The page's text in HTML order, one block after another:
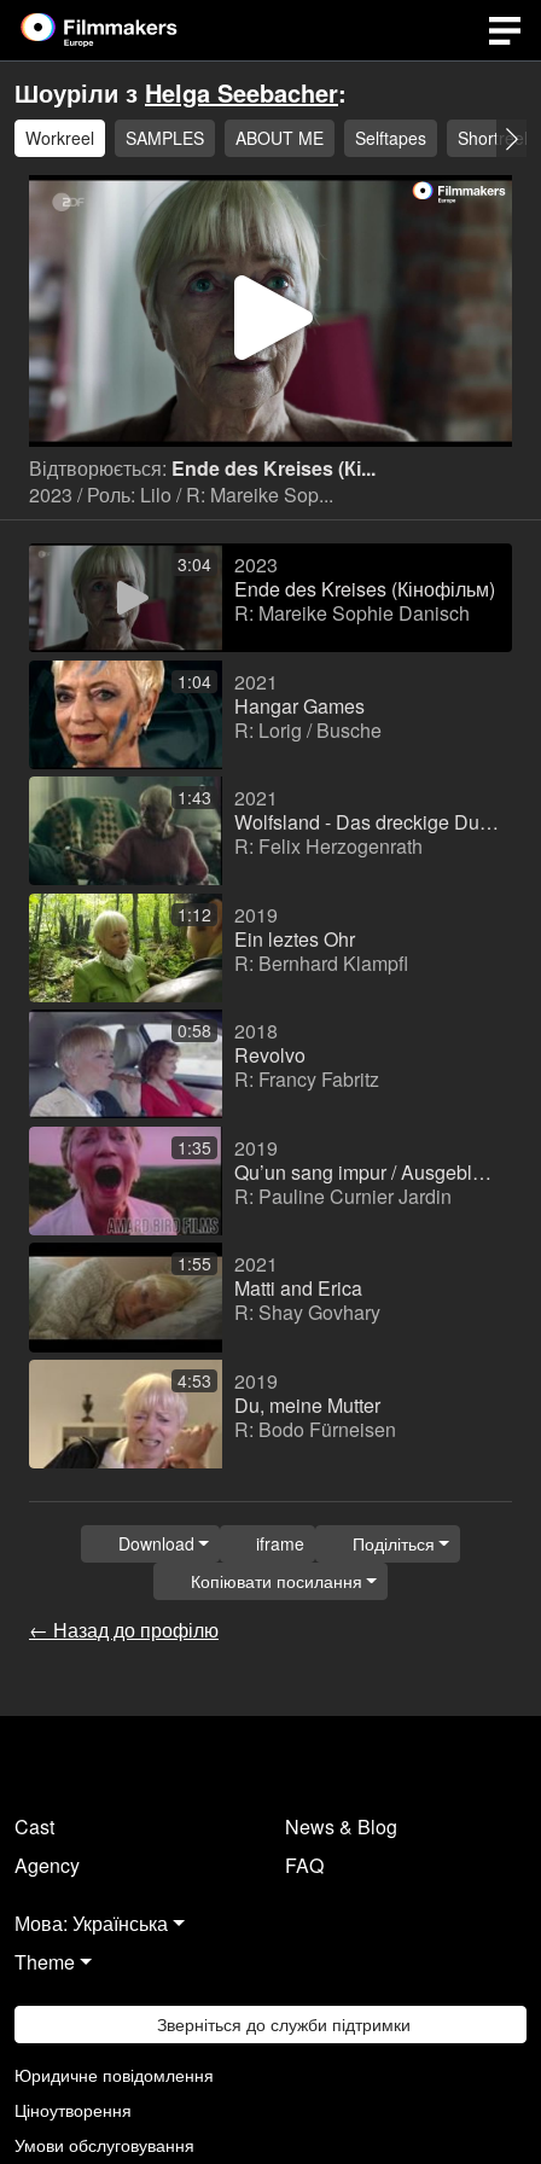
Шоуріли з Helga Seebacher:
Workreel SAMPLES ABOUT ME Selftapes Shortreel
відео
Відтворюється: Ende des Kreises (Кі...
2023 / Роль: Lilo / R: Mareike Sop...
3:04
2023
Ende des Kreises (Кінофільм)
R: Mareike Sophie Danisch
1:04
2021
Hangar Games
R: Lorig / Busche
1:43
2021
Wolfsland - Das dreckige Dutzend
R: Felix Herzogenrath
1:12
2019
Ein leztes Ohr
R: Bernhard Klampfl
0:58
2018
Revolvo
R: Francy Fabritz
1:35
2019
Qu’un sang impur / Ausgeblutet (Короткий фільм)
R: Pauline Curnier Jardin
1:55
2021
Matti and Erica
R: Shay Govhary
4:53
2019
Du, meine Mutter
R: Bodo Fürneisen
← Назад до профілю
Download iframe
Поділіться
Копіювати посилання
Cast
Agency
News & Blog
FAQ
Мова: Українська
Theme
Зверніться до служби підтримки
Юридичне повідомлення
Ціноутворення
Умови обслуговування